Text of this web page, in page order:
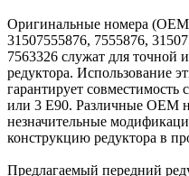
Оригинальные номера
31507555876, 7555876,
7563326 служат для точной
редуктора. Использование
гарантирует
или 3 Е90. Различные ОЕМ
незначительные
конструкцию редуктора в
Предлагаемый передний